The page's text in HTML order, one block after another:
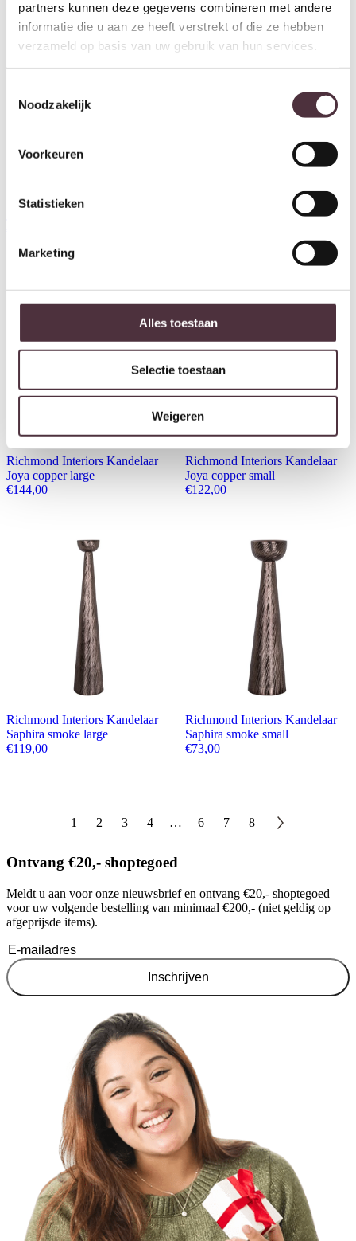
partners kunnen deze gegevens combineren met andere
informatie die u aan ze heeft verstrekt of die ze hebben
verzameld op basis van uw gebruik van hun services.
Noodzakelijk
Voorkeuren
Statistieken
Marketing
Alles toestaan
Selectie toestaan
Weigeren
Richmond Interiors Kandelaar
Richmond Interiors Kandelaar
Richmond Interiors Kandelaar
Joya copper large
€144,00
Richmond Interiors Kandelaar
Joya copper small
€122,00
Richmond Interiors Kandelaar
Saphira smoke large
€119,00
Richmond Interiors Kandelaar
Saphira smoke small
€73,00
1 2 3 4 … 6 7 8
Ontvang €20,- shoptegoed
Meldt u aan voor onze nieuwsbrief en ontvang €20,- shoptegoed
voor uw volgende bestelling van minimaal €200,- (niet geldig op
afgeprijsde items).
Inschrijven